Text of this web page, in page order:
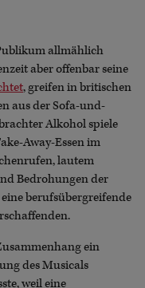
allmählich
aber offenbar seine
, greifen in britischen
aus der Sofa-und-
Alkohol spiele
Away-Essen im
lautem
Bedrohungen der
eine berufsübergreifende
ein
des Musicals
weil eine